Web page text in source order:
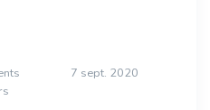
7 sept. 2020